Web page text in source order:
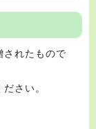
れたもので
さい。